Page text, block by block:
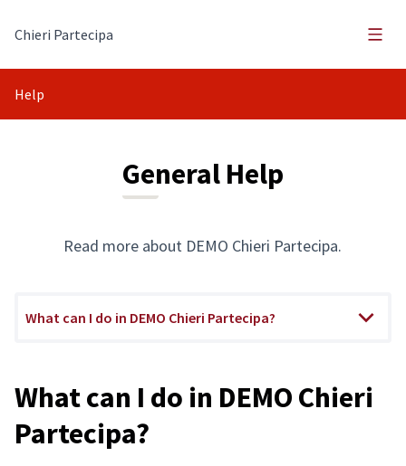
Chieri Partecipa
Main
Help
General Help
Read more about DEMO Chieri Partecipa.
What can I do in DEMO Chieri Partecipa?
What can I do in DEMO Chieri
Partecipa?